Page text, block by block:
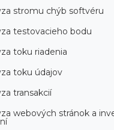
stromu chýb softvéru
testovacieho bodu
toku riadenia
toku údajov
transakcií
webových stránok a